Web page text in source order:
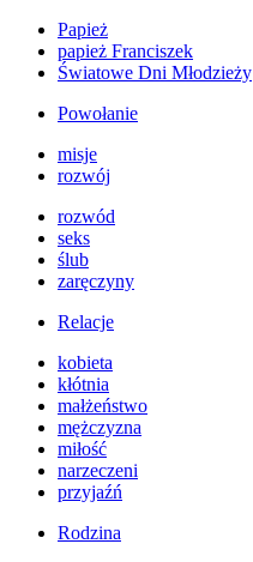
Papież
papież Franciszek
Światowe Dni Młodzieży
Powołanie
misje
rozwój
rozwód
seks
ślub
zaręczyny
Relacje
kobieta
kłótnia
małżeństwo
mężczyzna
miłość
narzeczeni
przyjaźń
Rodzina